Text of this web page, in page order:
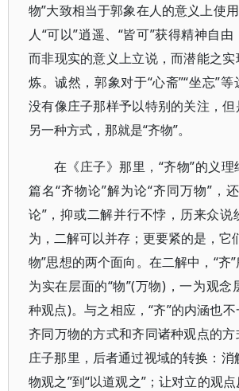
物”大致相当于郭象在人的意义上使用
人“可以”逍遥、“皆可”获得精神自
而非现实的意义上立说，而潜能之
炼。诚然，郭象对于“心斋”“坐忘”
没有像庄子那样予以特别的关注，
另一种方式，那就是“齐物”。
在《庄子》那里，“齐物”的义理
篇名“齐物论”解为论“齐同万物”，
论”，抑或二解并行不悖，历来众
为，二解可以并存；更要紧的是，它
物”思想的两个面向。在二解中，“齐
为实在层面的“物”(万物)，一为观念
种观点)。与之相应，“齐”的内涵也不
齐同万物的方式和齐同诸种观点的
庄子那里，后者通过视域的转换：消
物观之”到“以道观之”；让对立的观